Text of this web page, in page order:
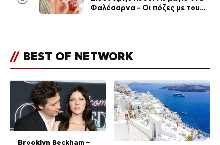
Φαλάσαρνα – Οι πόζες με τους
// BEST OF NETWORK
Brooklyn Beckham –